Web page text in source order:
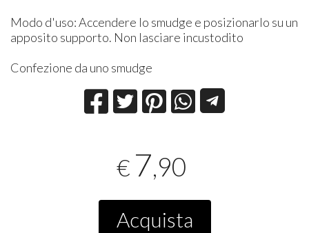
Modo d'uso: Accendere lo smudge e posizionarlo su un
apposito supporto. Non lasciare incustodito
Confezione da uno smudge
€ 7,90
Acquista